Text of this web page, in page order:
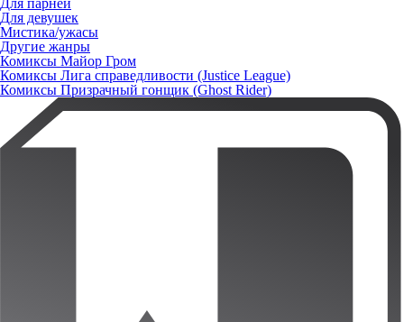
Для девушек
Мистика/ужасы
Другие жанры
Комиксы Майор Гром
Комиксы Лига справедливости (Justice League)
Комиксы Призрачный гонщик (Ghost Rider)